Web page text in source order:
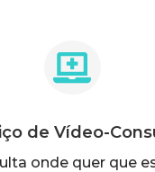

de Vídeo-
onde quer que